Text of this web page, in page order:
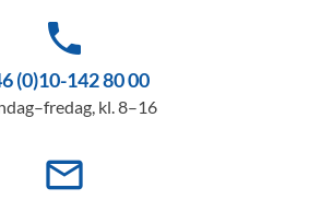
phone
(0)10-142 80 00
kl. 8–16
mail_outline